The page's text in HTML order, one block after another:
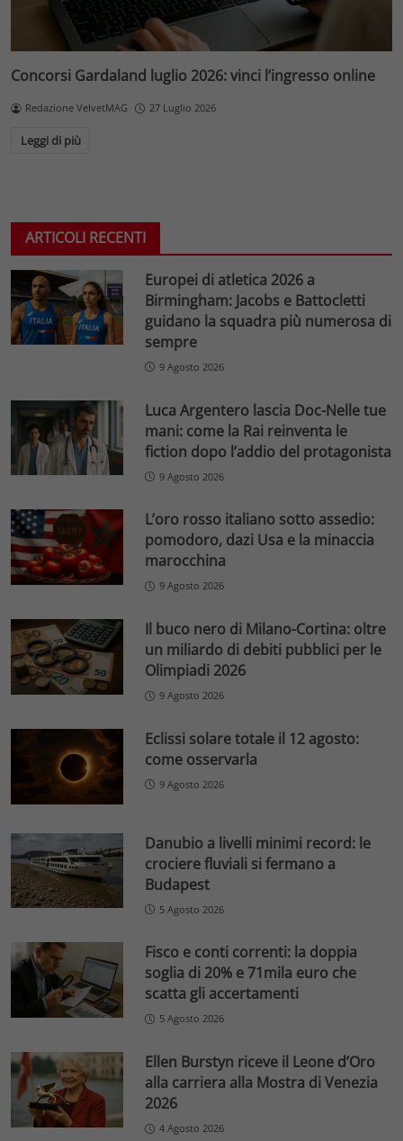
Concorsi Gardaland luglio 2026: vinci l’ingresso online
Redazione VelvetMAG 27 Luglio 2026
Leggi di più
ARTICOLI RECENTI
Europei di atletica 2026 a
Birmingham: Jacobs e Battocletti
guidano la squadra più numerosa di
sempre
9 Agosto 2026
Luca Argentero lascia Doc-Nelle tue
mani: come la Rai reinventa le
fiction dopo l’addio del protagonista
9 Agosto 2026
L’oro rosso italiano sotto assedio:
pomodoro, dazi Usa e la minaccia
marocchina
9 Agosto 2026
Il buco nero di Milano-Cortina: oltre
un miliardo di debiti pubblici per le
Olimpiadi 2026
9 Agosto 2026
Eclissi solare totale il 12 agosto:
come osservarla
9 Agosto 2026
Danubio a livelli minimi record: le
crociere fluviali si fermano a
Budapest
5 Agosto 2026
Fisco e conti correnti: la doppia
soglia di 20% e 71mila euro che
scatta gli accertamenti
5 Agosto 2026
Ellen Burstyn riceve il Leone d’Oro
alla carriera alla Mostra di Venezia
2026
4 Agosto 2026